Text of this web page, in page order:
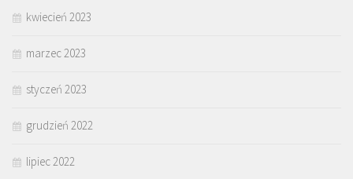
kwiecień 2023
marzec 2023
styczeń 2023
grudzień 2022
lipiec 2022